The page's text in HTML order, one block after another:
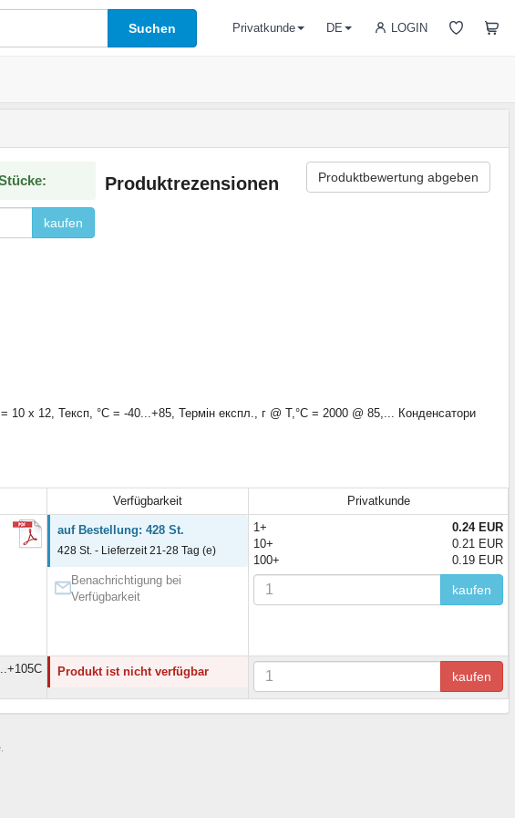
Suchen LOGIN
Privatkunde DE
kaufen
Produktrezensionen Produktbewertung abgeben
x 12, Тексп, °С = -40...+85, Термін експл., г @ T,°C = 2000 @ 85,... Конденсатори
Verfügbarkeit
Privatkunde
auf Bestellung: 428 St.
428 St. - Lieferzeit 21-28 Tag (e)
Benachrichtigung bei
Verfügbarkeit
1+
0.24 EUR
10+
0.21 EUR
100+
0.19 EUR
kaufen
Produkt ist nicht verfügbar kaufen